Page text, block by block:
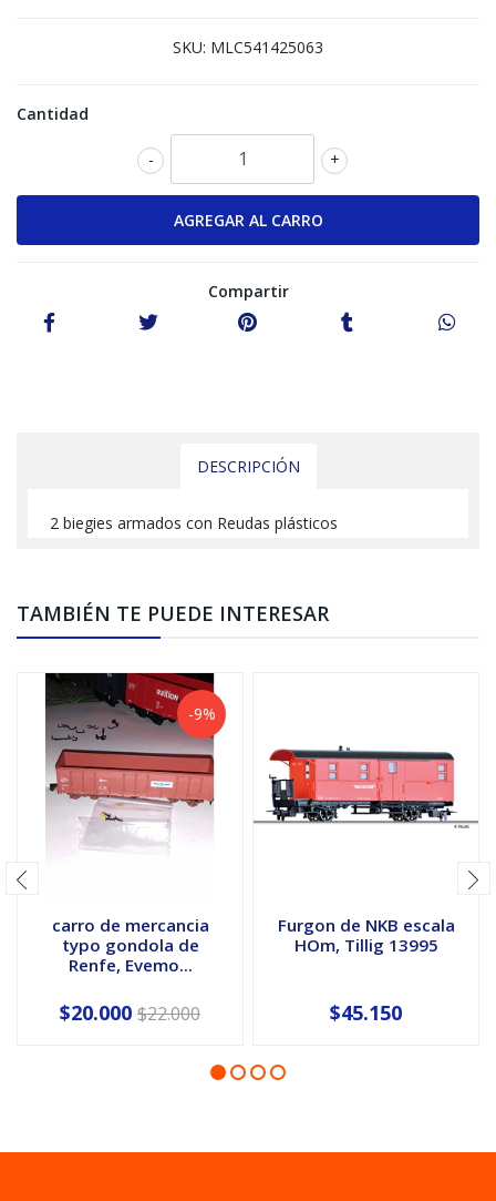
SKU: MLC541425063
Cantidad
+
-
Compartir
DESCRIPCIÓN
2 biegies armados con Reudas plásticos
TAMBIÉN TE PUEDE INTERESAR
-9%
carro de mercancia
typo gondola de
Renfe, Evemo...
$20.000 $22.000
Furgon de NKB escala
HOm, Tillig 13995
$45.150